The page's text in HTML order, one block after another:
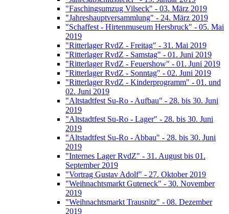
"Faschingsumzug Vilseck" - 03. März 2019
"Jahreshauptversammlung" - 24. März 2019
"Schaffest - Hirtenmuseum Hersbruck" - 05. Mai
2019
"Ritterlager RvdZ - Freitag" - 31. Mai 2019
"Ritterlager RvdZ - Samstag" - 01. Juni 2019
"Ritterlager RvdZ - Feuershow" - 01. Juni 2019
"Ritterlager RvdZ - Sonntag" - 02. Juni 2019
"Ritterlager RvdZ - Kinderprogramm" - 01. und
02. Juni 2019
"Altstadtfest Su-Ro - Aufbau" - 28. bis 30. Juni
2019
"Altstadtfest Su-Ro - Lager" - 28. bis 30. Juni
2019
"Altstadtfest Su-Ro - Abbau" - 28. bis 30. Juni
2019
"Internes Lager RvdZ" - 31. August bis 01.
September 2019
"Vortrag Gustav Adolf" - 27. Oktober 2019
"Weihnachtsmarkt Guteneck" - 30. November
2019
"Weihnachtsmarkt Trausnitz" - 08. Dezember
2019